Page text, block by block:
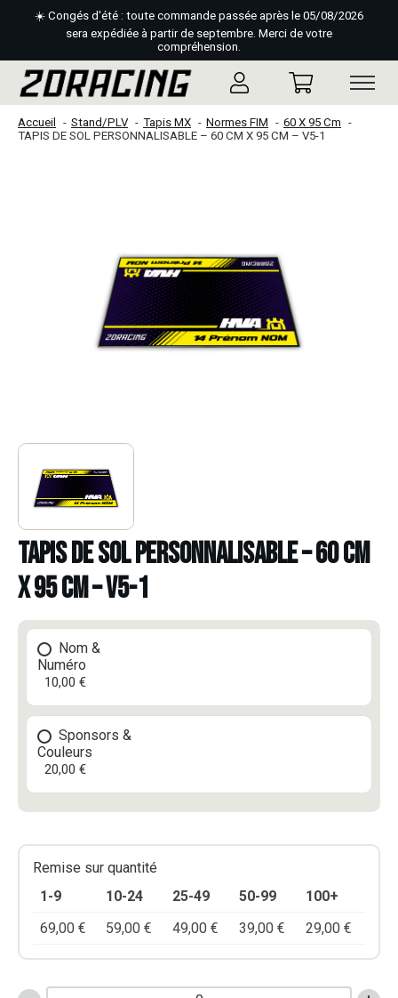
☀️ Congés d'été : toute commande passée après le 05/08/2026
sera expédiée à partir de septembre. Merci de votre
compréhension.
Accueil Stand/PLV Tapis MX Normes FIM
60 X 95 Cm
TAPIS DE SOL PERSONNALISABLE – 60 CM X 95 CM – V5-1
TAPIS DE SOL PERSONNALISABLE – 60 CM
X 95 CM – V5-1
Nom &
Numéro
10,00 €
Sponsors &
Couleurs
20,00 €
Remise sur quantité
1-9
10-24 25-49 50-99
100+
69,00 € 59,00 € 49,00 € 39,00 € 29,00 €